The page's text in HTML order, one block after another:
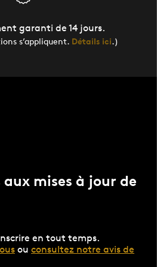
garanti de 14 jours.
s’appliquent. Détails ici.)
mises à jour de
en tout temps.
ou consultez notre avis de